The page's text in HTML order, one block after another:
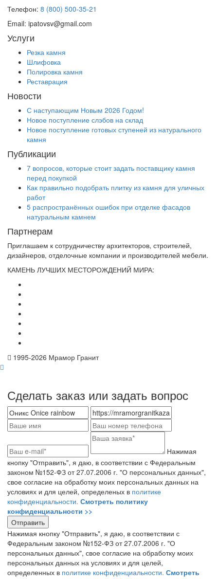
Телефон: 8 (800) 500-35-21
Email: ipatovsv@gmail.com
Услуги
Резка камня
Шлифовка
Полировка камня
Реставрация
Новости
С наступающим Новым 2026 Годом!
Новое поступление слэбов на склад
Новое поступление готовых ступеней из натурального
камня
Публикации
7 вопросов, которые стоит задать поставщику камня
перед покупкой
Как правильно подобрать плитку из камня для уличных
работ
5 распространённых ошибок при отделке фасадов
натуральным камнем
Партнерам
Приглашаем к сотрудничеству архитекторов, строителей,
дизайнеров, отделочные компании и производителей мебели.
КАМЕНЬ ЛУЧШИХ МЕСТОРОЖДЕНИЙ МИРА:
1995-2026 Мрамор Гранит
Сделать заказ или задать вопрос
кнопку "Отправить", я даю, в соответствии с Федеральным
законом №152-ФЗ от 27.07.2006 г. "О персональных данных",
свое согласие на обработку моих персональных данных на
условиях и для целей, определеных в политике
конфиденциальности. Смотреть политику
конфиденциальности >>
Нажимая кнопку "Отправить", я даю, в соответствии с
Федеральным законом №152-ФЗ от 27.07.2006 г. "О
персональных данных", свое согласие на обработку моих
персональных данных на условиях и для целей,
определенных в политике конфиденциальности. Смотреть